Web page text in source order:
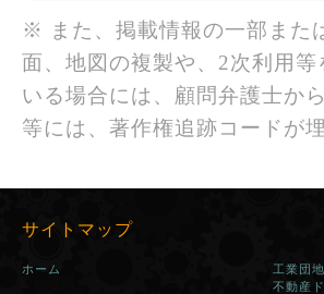
※ また、掲載情報の一部また
面、地図の複製や、2次利用
いる場合には、顧問弁護士か
等には、著作権追跡コードが
サイトマップ
ホーム
工業団
不動産